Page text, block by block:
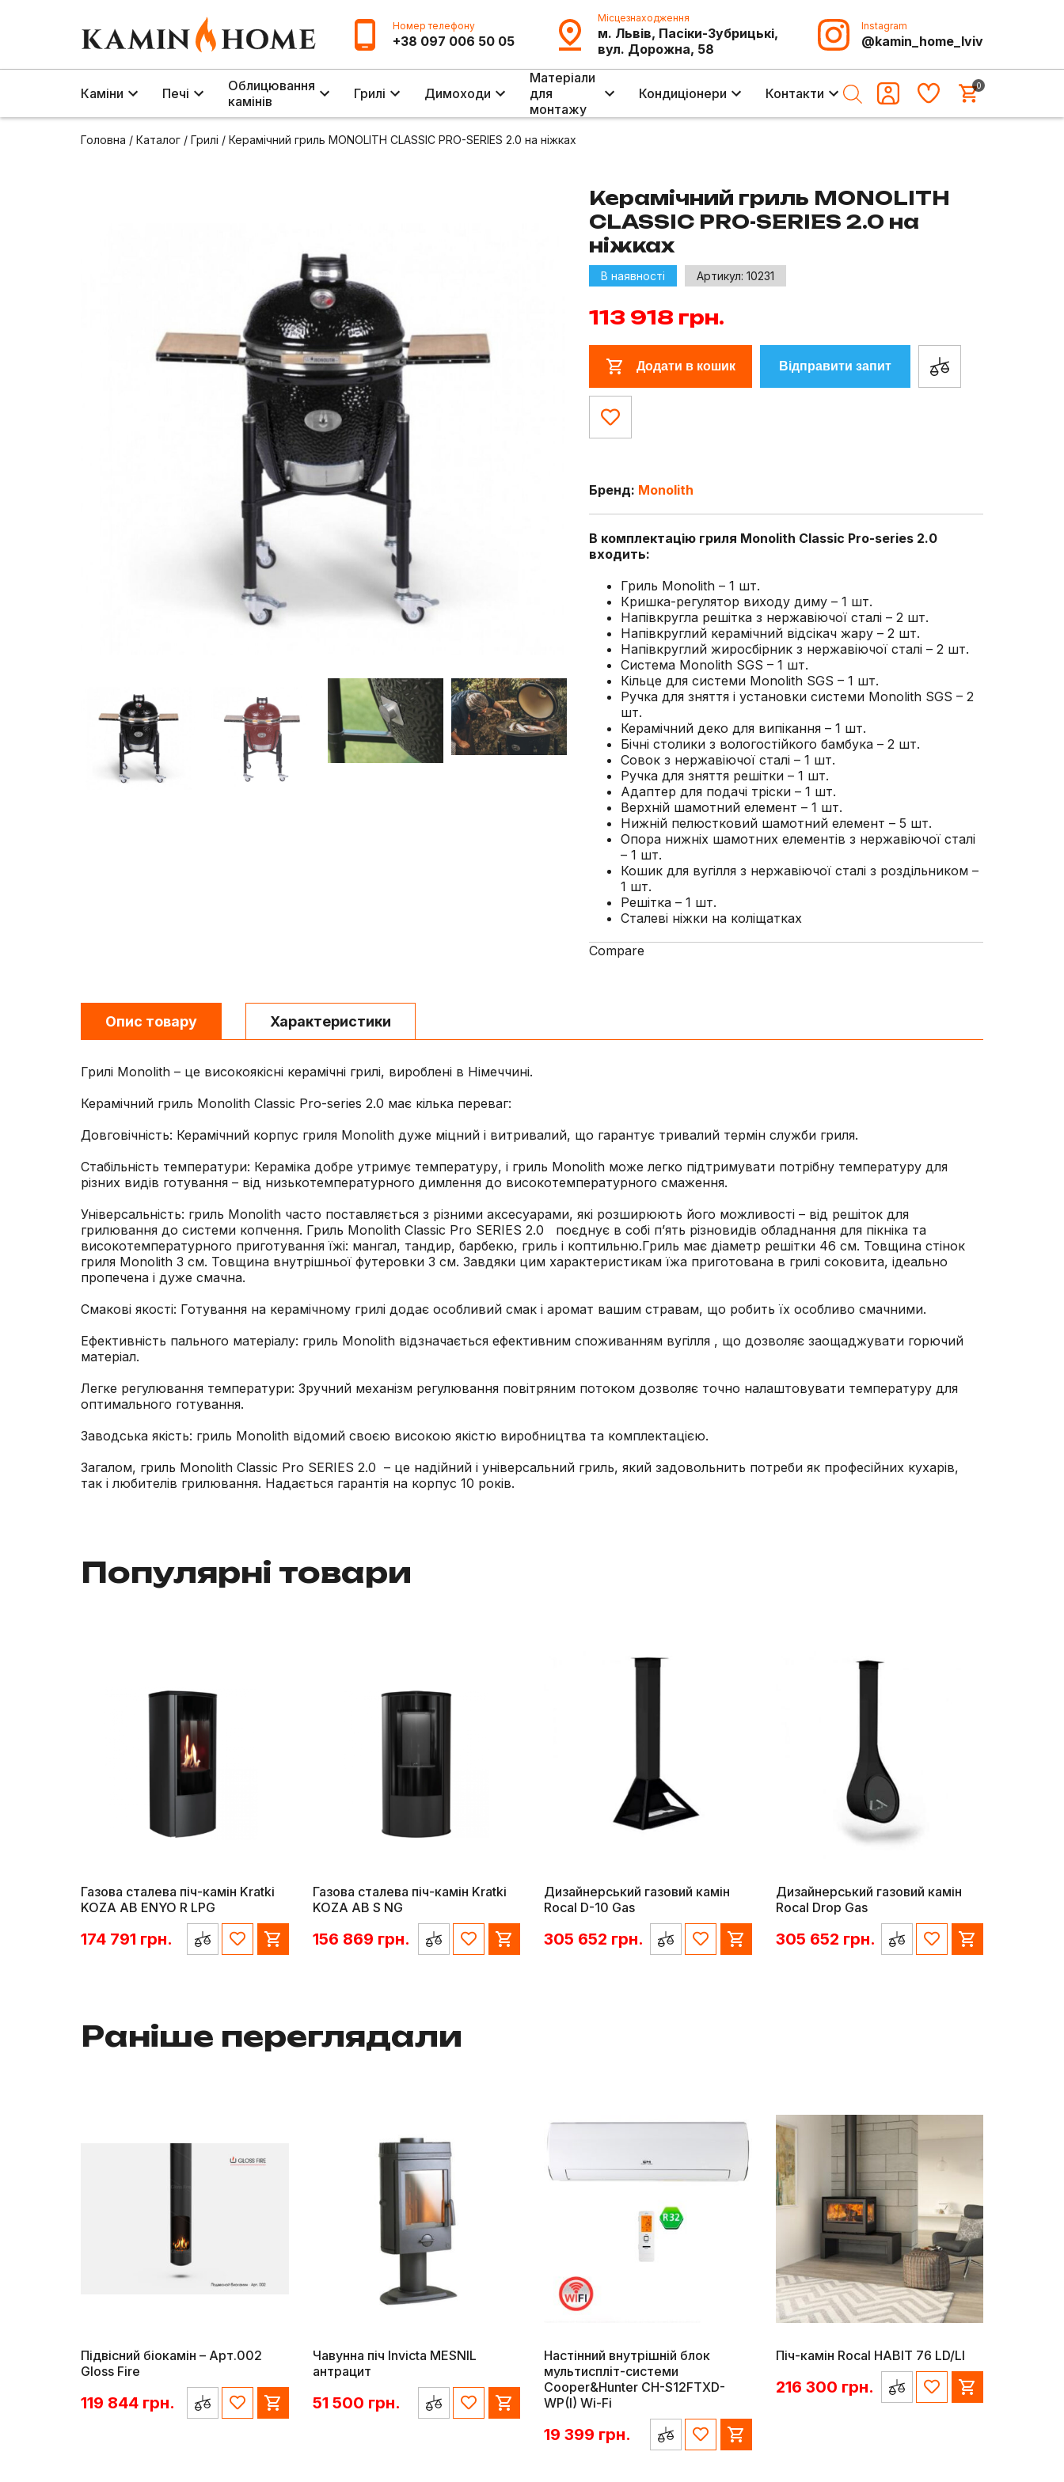
Номер телефону
+38 097 006 50 05
Місцезнаходження
м. Львів, Пасіки-Зубрицькі,
вул. Дорожна, 58
Instagram
@kamin_home_lviv
Каміни Печі
Облицювання
камінів
Грилі Димоходи
Матеріали
для
монтажу
Кондиціонери Контакти 0
Головна / Каталог / Грилі / Керамічний гриль MONOLITH CLASSIC PRO-SERIES 2.0 на ніжках
Керамічний гриль MONOLITH
CLASSIC PRO-SERIES 2.0 на
ніжках
В наявності Артикул: 10231
113 918 грн.
Додати в кошик Відправити запит
Бренд: Monolith
В комплектацію гриля Monolith Classic Pro-series 2.0
входить:
Гриль Monolith – 1 шт.
Кришка-регулятор виходу диму – 1 шт.
Напівкругла решітка з нержавіючої сталі – 2 шт.
Напівкруглий керамічний відсікач жару – 2 шт.
Напівкруглий жиросбірник з нержавіючої сталі – 2 шт.
Система Monolith SGS – 1 шт.
Кільце для системи Monolith SGS – 1 шт.
Ручка для зняття і установки системи Monolith SGS – 2
шт.
Керамічний деко для випікання – 1 шт.
Бічні столики з вологостійкого бамбука – 2 шт.
Совок з нержавіючої сталі – 1 шт.
Ручка для зняття решітки – 1 шт.
Адаптер для подачі тріски – 1 шт.
Верхній шамотний елемент – 1 шт.
Нижній пелюстковий шамотний елемент – 5 шт.
Опора нижніх шамотних елементів з нержавіючої сталі
– 1 шт.
Кошик для вугілля з нержавіючої сталі з роздільником –
1 шт.
Решітка – 1 шт.
Сталеві ніжки на коліщатках
Compare
Опис товару Характеристики
Грилі Monolith – це високоякісні керамічні грилі, вироблені в Німеччині.
Керамічний гриль Monolith Classic Pro-series 2.0 має кілька переваг:
Довговічність: Керамічний корпус гриля Monolith дуже міцний і витривалий, що гарантує тривалий термін служби гриля.
Стабільність температури: Кераміка добре утримує температуру, і гриль Monolith може легко підтримувати потрібну температуру для
різних видів готування – від низькотемпературного димлення до високотемпературного смаження.
Універсальність: гриль Monolith часто поставляється з різними аксесуарами, які розширюють його можливості – від решіток для
грилювання до системи копчення. Гриль Monolith Classic Pro SERIES 2.0 поєднує в собі п’ять різновидів обладнання для пікніка та
високотемпературного приготування їжі: мангал, тандир, барбекю, гриль і коптильню.Гриль має діаметр решітки 46 см. Товщина стінок
гриля Monolith 3 см. Товщина внутрішньої футеровки 3 см. Завдяки цим характеристикам їжа приготована в грилі соковита, ідеально
пропечена і дуже смачна.
Смакові якості: Готування на керамічному грилі додає особливий смак і аромат вашим стравам, що робить їх особливо смачними.
Ефективність пального матеріалу: гриль Monolith відзначається ефективним споживанням вугілля , що дозволяє заощаджувати горючий
матеріал.
Легке регулювання температури: Зручний механізм регулювання повітряним потоком дозволяє точно налаштовувати температуру для
оптимального готування.
Заводська якість: гриль Monolith відомий своєю високою якістю виробництва та комплектацією.
Загалом, гриль Monolith Classic Pro SERIES 2.0 – це надійний і універсальний гриль, який задовольнить потреби як професійних кухарів,
так і любителів грилювання. Надається гарантія на корпус 10 років.
Популярні товари
Газова сталева піч-камін Kratki
KOZA AB ENYO R LPG
174 791 грн.
Газова сталева піч-камін Kratki
KOZA AB S NG
156 869 грн.
Дизайнерський газовий камін
Rocal D-10 Gas
305 652 грн.
Дизайнерський газовий камін
Rocal Drop Gas
305 652 грн.
Раніше переглядали
Підвісний біокамін – Арт.002
Gloss Fire
119 844 грн.
Чавунна піч Invicta MESNIL
антрацит
51 500 грн.
Настінний внутрішній блок
мультиспліт-системи
Cooper&Hunter CH-S12FTXD-
WP(I) Wi-Fi
19 399 грн.
Піч-камін Rocal HABIT 76 LD/LI
216 300 грн.